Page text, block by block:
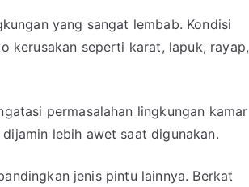
yang sangat lembab. Kondisi
kerusakan seperti karat, lapuk, rayap,
permasalahan lingkungan kamar
lebih awet saat digunakan.
jenis pintu lainnya. Berkat